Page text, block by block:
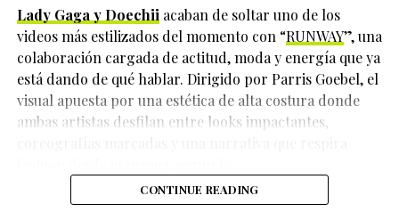
La producción *Cats: The Jellicle Ball* también fue
reconocida por su coreografía, reforzando el impacto
que una obra profundamente conectada con la cultura
ballroom y la creatividad queer ha tenido en Broadway.
Lady Gaga y Doechii acaban de soltar uno de los
videos más estilizados del momento con “RUNWAY”, una
colaboración cargada de actitud, moda y energía que ya
está dando de qué hablar. Dirigido por Parris Goebel, el
visual apuesta por una estética de alta costura donde
ambas artistas desfilan entre looks impactantes,
CONTINUE READING